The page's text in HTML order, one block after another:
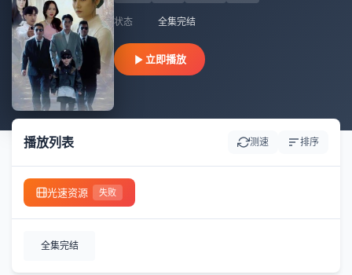
状态 全集完结
立即播放
播放列表 测速 排序
光速资源 失败
全集完结